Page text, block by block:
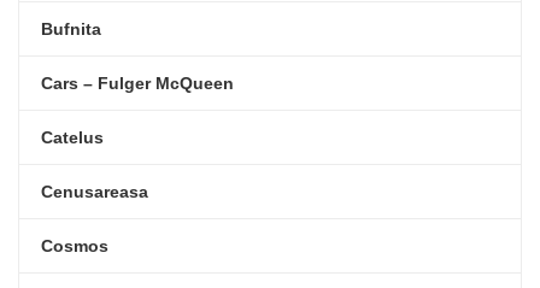
Bufnita
Cars – Fulger McQueen
Catelus
Cenusareasa
Cosmos